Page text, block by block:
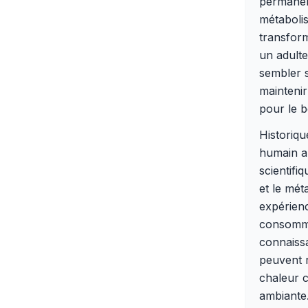
un
sembler
pour le
humain
et le
peuvent
chaleur